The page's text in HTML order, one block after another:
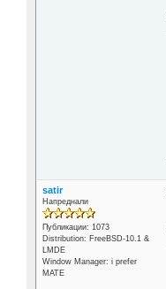
satir
Напреднали
Публикации: 1073
Distribution: FreeBSD-10.1 &
LMDE
Window Manager: i prefer
MATE